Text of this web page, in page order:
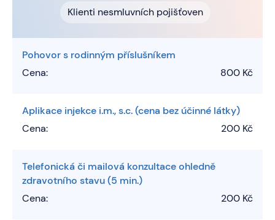
Klienti nesmluvních pojišťoven
Pohovor s rodinným příslušníkem
Cena:
800 Kč
Aplikace injekce i.m., s.c. (cena bez účinné látky)
Cena:
200 Kč
Telefonická či mailová konzultace ohledně
zdravotního stavu (5 min.)
Cena:
200 Kč